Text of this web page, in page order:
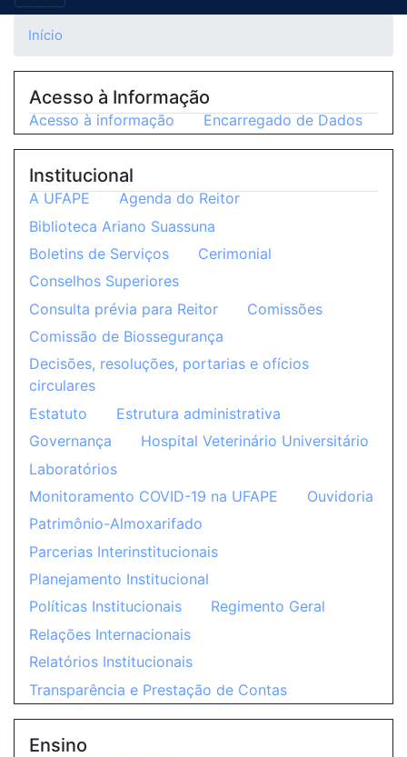
Início
Acesso à Informação
Acesso à informação Encarregado de Dados
Institucional
A UFAPE
Agenda do Reitor
Biblioteca Ariano Suassuna
Boletins de Serviços
Cerimonial
Conselhos Superiores
Consulta prévia para Reitor
Comissões
Comissão de Biossegurança
Decisões, resoluções, portarias e ofícios
circulares
Estatuto
Estrutura administrativa
Governança
Hospital Veterinário Universitário
Laboratórios
Monitoramento COVID-19 na UFAPE
Ouvidoria
Patrimônio-Almoxarifado
Parcerias Interinstitucionais
Planejamento Institucional
Políticas Institucionais
Regimento Geral
Relações Internacionais
Relatórios Institucionais
Transparência e Prestação de Contas
Ensino